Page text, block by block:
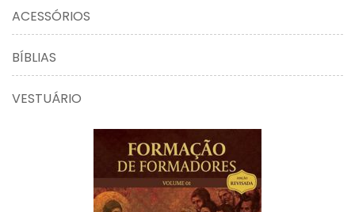
ACESSÓRIOS
BÍBLIAS
VESTUÁRIO